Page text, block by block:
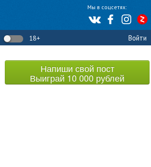
Мы в соцсетях:
18+ Войти
Напиши свой пост
Выиграй 10 000 рублей